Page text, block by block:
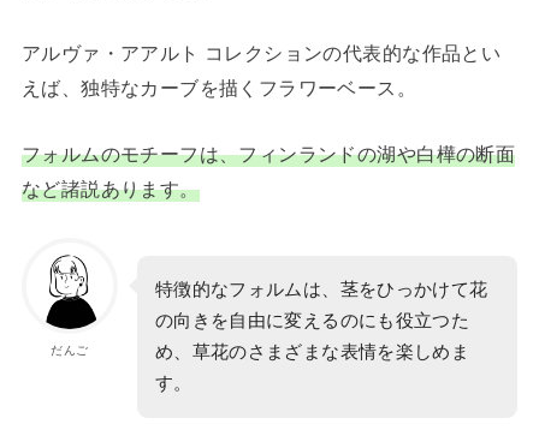
アルヴァ・アアルト コレクションの代表的な作品とい
えば、独特なカーブを描くフラワーベース。
フォルムのモチーフは、フィンランドの湖や白樺の断面
など諸説あります。
だんご
特徴的なフォルムは、茎をひっかけて花
の向きを自由に変えるのにも役立つた
め、草花のさまざまな表情を楽しめま
す。